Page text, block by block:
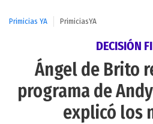
Primicias YA PrimiciasYA
DECISIÓN
Ángel de Brito
programa de
explicó los